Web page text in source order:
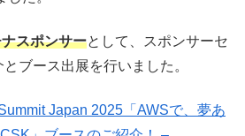
スポンサーとして、スポンサーセ
ブース出展を行いました。
Japan 2025「AWSで、夢あ